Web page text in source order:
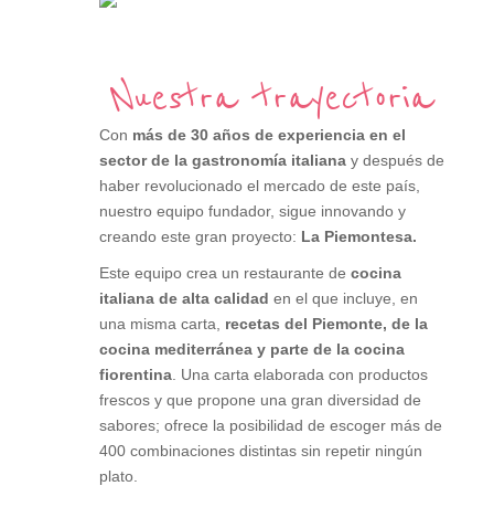
Nuestra trayectoria
Con más de 30 años de experiencia en el
sector de la gastronomía italianay después de
haber revolucionado el mercado de este país,
nuestro equipo fundador, sigue innovando y
creando este gran proyecto: La Piemontesa.
Este equipo crea un restaurante de cocina
italiana de alta calidad en el que incluye, en
una misma carta, recetas del Piemonte, de la
cocina mediterránea y parte de la cocina
fiorentina. Una carta elaborada con productos
frescos y que propone una gran diversidad de
sabores; ofrece la posibilidad de escoger más de
400 combinaciones distintas sin repetir ningún
plato.